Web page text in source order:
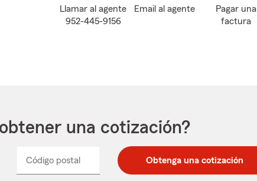
Llamar al agente
952-445-9156
Email al agente
Pagar una
factura
una cotización?
Código postal
_____ Obtenga una cotización